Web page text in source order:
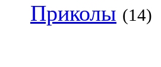
Приколы (14)